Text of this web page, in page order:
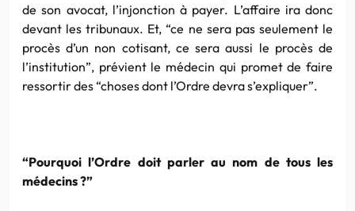
de son avocat, l’injonction à payer. L’affaire ira donc
devant les tribunaux. Et, “ce ne sera pas seulement le
procès d’un non cotisant, ce sera aussi le procès de
l’institution”, prévient le médecin qui promet de faire
ressortir des “choses dont l’Ordre devra s’expliquer”.
“Pourquoi l’Ordre doit parler au nom de tous les
médecins ?”